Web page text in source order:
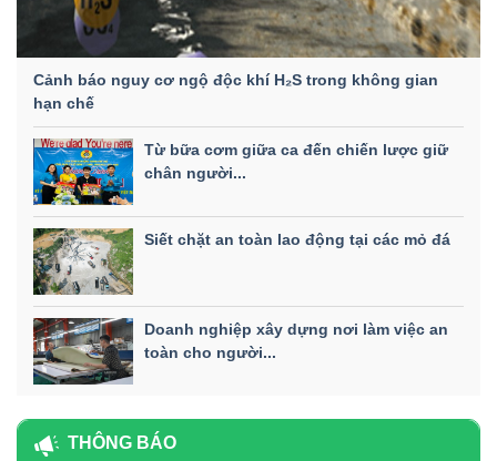
Cảnh báo nguy cơ ngộ độc khí H₂S trong không gian
hạn chế
Từ bữa cơm giữa ca đến chiến lược giữ
chân người...
Siết chặt an toàn lao động tại các mỏ đá
Doanh nghiệp xây dựng nơi làm việc an
toàn cho người...
THÔNG BÁO